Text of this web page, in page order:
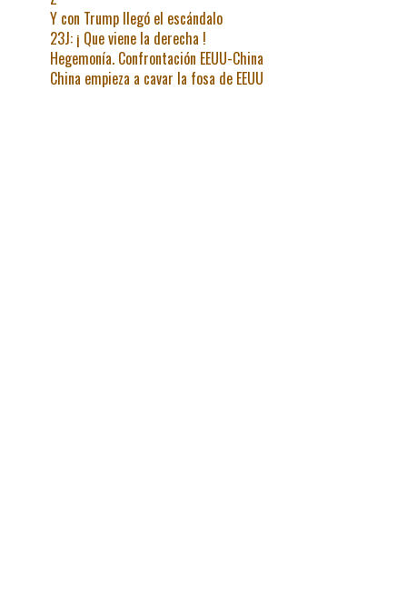
Y con Trump llegó el escándalo
23J: ¡ Que viene la derecha !
Hegemonía. Confrontación EEUU-China
China empieza a cavar la fosa de EEUU